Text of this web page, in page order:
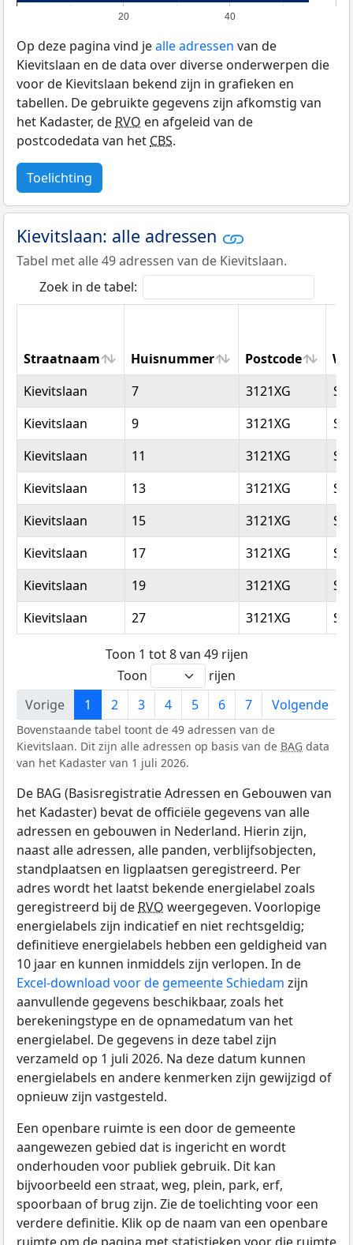
20 40
Op deze pagina vind jealle adressen van de
Kievitslaan en de data over diverse onderwerpen die
voor de Kievitslaan bekend zijn in grafieken en
tabellen. De gebruikte gegevens zijn afkomstig van
het Kadaster, deRVO en afgeleid van de
postcodedata van hetCBS.
Toelichting
Kievitslaan: alle adressen
Tabel met alle 49 adressen van de Kievitslaan.
Zoek in de tabel:
Straatnaam Huisnummer Postcode
Straatnaam
Huisnummer Postcode
Kievitslaan 7 3121XG
Kievitslaan
9 3121XG
Kievitslaan
11 3121XG
Kievitslaan
13 3121XG
Kievitslaan
15 3121XG
Kievitslaan
17 3121XG
Kievitslaan
19 3121XG
Kievitslaan
27 3121XG
Toon 1 tot 8 van 49 rijen
Toon
rijen
Vorige
1 2 3 4 5 6 7 Volgende
Bovenstaande tabel toont de 49 adressen van de
Kievitslaan. Dit zijn alle adressen op basis van de BAG data
van het Kadaster van 1 juli 2026.
De BAG (Basisregistratie Adressen en Gebouwen van
het Kadaster) bevat de officiële gegevens van alle
adressen en gebouwen in Nederland. Hierin zijn,
naast alle adressen, alle panden, verblijfsobjecten,
standplaatsen en ligplaatsen geregistreerd. Per
adres wordt het laatst bekende energielabel zoals
geregistreerd bij de RVO weergegeven. Voorlopige
energielabels zijn indicatief en niet rechtsgeldig;
definitieve energielabels hebben een geldigheid van
10 jaar en kunnen inmiddels zijn verlopen. In de
Excel-download voor de gemeente Schiedam zijn
aanvullende gegevens beschikbaar, zoals het
berekeningstype en de opnamedatum van het
energielabel. De gegevens in deze tabel zijn
verzameld op 1 juli 2026. Na deze datum kunnen
energielabels en andere kenmerken zijn gewijzigd of
opnieuw zijn vastgesteld.
Een openbare ruimte is een door de gemeente
aangewezen gebied dat is ingericht en wordt
onderhouden voor publiek gebruik. Dit kan
bijvoorbeeld een straat, weg, plein, park, erf,
spoorbaan of brug zijn. Zie de toelichting voor een
verdere definitie. Klik op de naam van een openbare